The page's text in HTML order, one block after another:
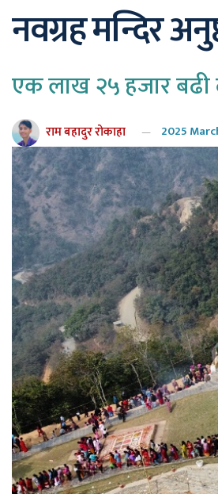
नवग्रह मन्दिर
एक लाख २५ हजार बढी
राम बहादुर रोकाहा 2025